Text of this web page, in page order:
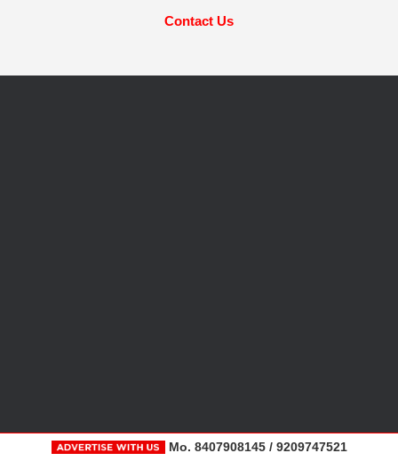
Contact Us
Mo. 8407908145 / 9209747521